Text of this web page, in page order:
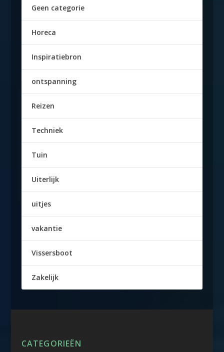
Geen categorie
Horeca
Inspiratiebron
ontspanning
Reizen
Techniek
Tuin
Uiterlijk
uitjes
vakantie
Vissersboot
Zakelijk
CATEGORIEËN